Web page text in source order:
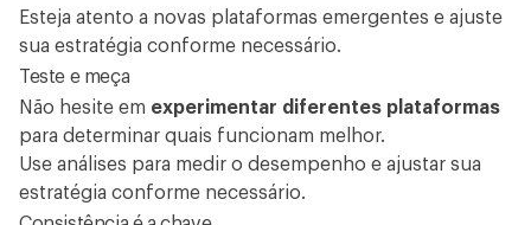
Esteja atento a novas plataformas emergentes e ajuste
sua estratégia conforme necessário.
Teste e meça
Não hesite em experimentar diferentes plataformas
para determinar quais funcionam melhor.
Use análises para medir o desempenho e ajustar sua
estratégia conforme necessário.